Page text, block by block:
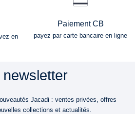
en
Paiement CB
payez par carte bancaire en ligne
newsletter
Jacadi : ventes privées, offres
collections et actualités.